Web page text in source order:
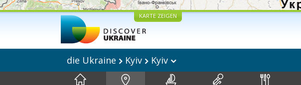
KARTE ZEIGEN
die Ukraine Kyiv Kyiv